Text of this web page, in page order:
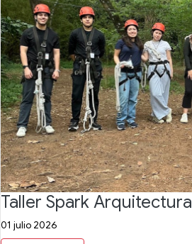
Taller Spark Arquitectura
01 julio 2026